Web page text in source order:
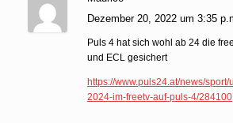
Dezember 20, 2022 um 3:35
Puls 4 hat sich wohl ab 24 die
und ECL gesichert
https://www.puls24.at/news/
2024-im-freetv-auf-puls-4/284100